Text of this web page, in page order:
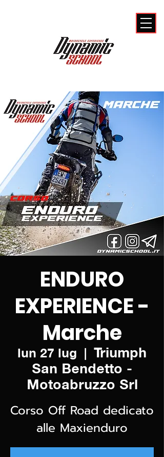
ENDURO
EXPERIENCE -
Marche
lun 27 lug
Triumph
San Bendetto -
Motoabruzzo Srl
Corso Off Road dedicato
alle Maxienduro